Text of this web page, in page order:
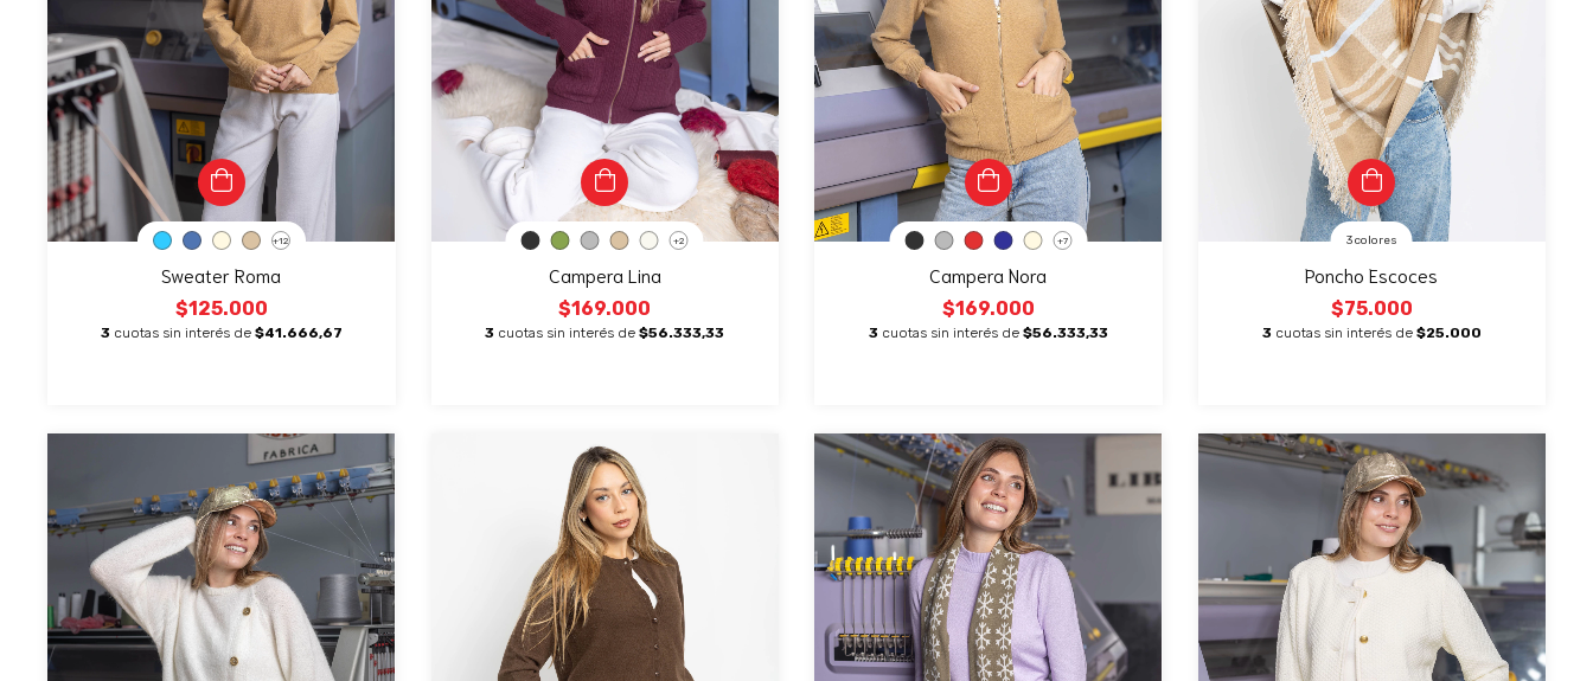
+12
Sweater Roma
$125.000
3 cuotas sin interés de $41.666,67
+2
Campera Lina
$169.000
3 cuotas sin interés de$56.333,33
+7
Campera Nora
$169.000
3 cuotas sin interés de $56.333,33
3 colores
Poncho Escoces
$75.000
3 cuotas sin interés de $25.000